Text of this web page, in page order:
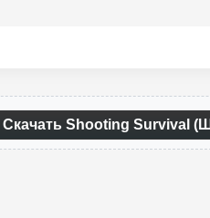
Скачать Shooting Survival